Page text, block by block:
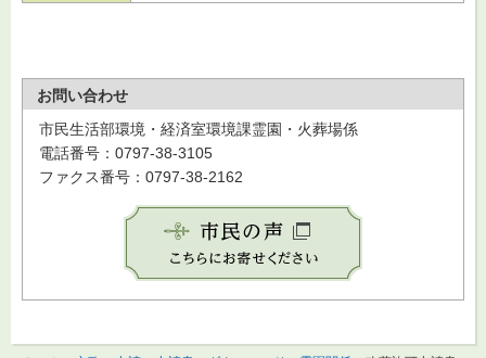
お問い合わせ
市民生活部環境・経済室環境課霊園・火葬場係
電話番号：0797-38-3105
ファクス番号：0797-38-2162